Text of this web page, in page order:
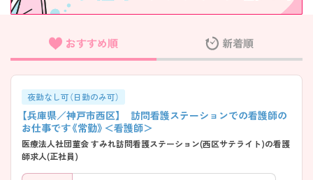
フリーワード検索
おすすめ順 新着順
夜勤なし可（日勤のみ可）
【兵庫県／神戸市西区】 訪問看護ステーションでの看護師の
お仕事です《常勤》＜看護師＞
医療法人社団菫会 すみれ訪問看護ステーション(西区サテライト)の看護
師求人(正社員)